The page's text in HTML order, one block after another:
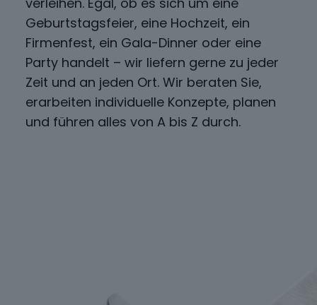
Geburtstagsfeier, eine Hochzeit, ein
Firmenfest, ein Gala-Dinner oder eine
Party handelt – wir liefern gerne zu jeder
Zeit und an jeden Ort. Wir beraten Sie,
erarbeiten individuelle Konzepte, planen
und führen alles von A bis Z durch.